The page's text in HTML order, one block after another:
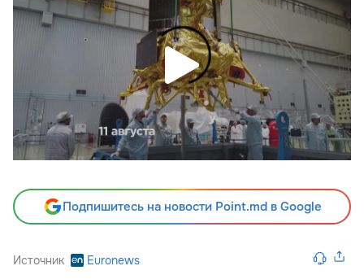
Подпишитесь на новости Point.md в Google
Источник Euronews